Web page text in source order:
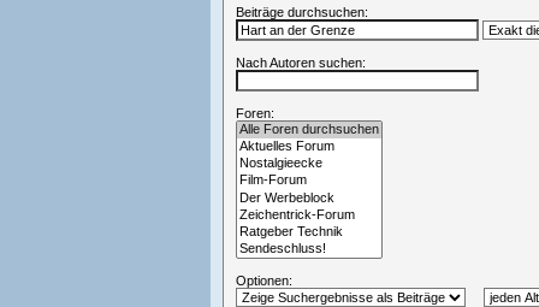
Beiträge durchsuchen:
Nach Autoren suchen:
Foren:
Optionen: